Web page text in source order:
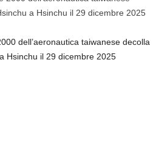
dell’aeronautica taiwanese decolla
Hsinchu il 29 dicembre 2025